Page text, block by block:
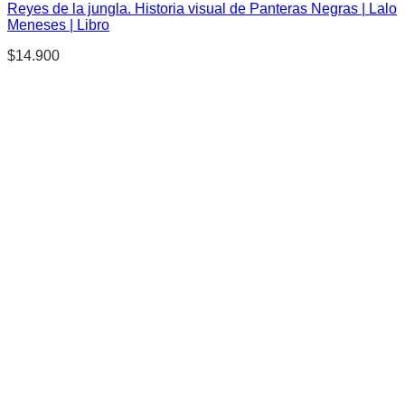
Reyes de la jungla. Historia visual de Panteras Negras | Lalo
Meneses | Libro
$14.900